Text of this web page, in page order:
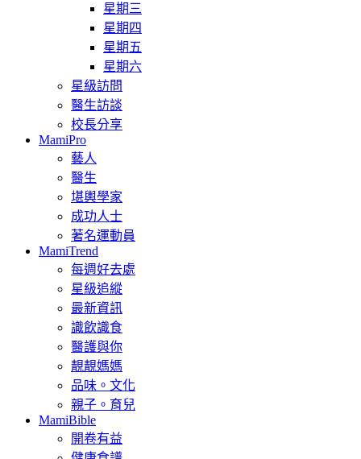
星期三
星期四
星期五
星期六
星級訪問
醫生訪談
校長分享
MamiPro
藝人
醫生
堪輿學家
成功人士
著名運動員
MamiTrend
每週好去處
星級追縱
最新資訊
識飲識食
醫護與你
靚靚媽媽
品味。文化
親子。育兒
MamiBible
開卷有益